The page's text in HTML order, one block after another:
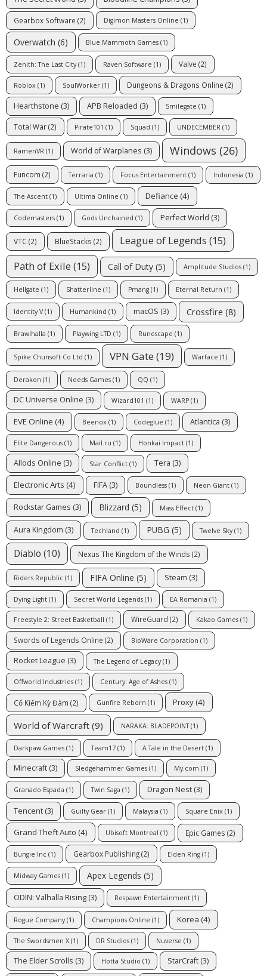
Gearbox Software (2) Digimon Masters Online (1)
Overwatch (6) Blue Mammoth Games (1)
Zenith: The Last City(1) Raven Software (1) Valve (2)
Roblox (1) SoulWorker (1) Dungeons & Dragons Online (2)
Hearthstone (3) APB Reloaded (3) Smilegate (1)
Total War(2) Pirate101 (1) Squad (1) UNDECEMBER (1)
RamenVR (1) World of Warplanes (3) Windows (26)
Funcom (2) Terraria (1) Focus Entertainment (1) Indonesia (1)
The Ascent (1) Ultima Online (1) Defiance (4)
Codemasters (1) Gods Unchained (1) Perfect World (3)
VTC(2) BlueStacks (2) League of Legends (15)
Path of Exile (15) Call of Duty (5) Amplitude Studios (1)
Hellgate (1) Shatterline (1) Pmang (1) Eternal Return (1)
Identity V(1) Humankind (1) macOS (3) Crossfire (8)
Brawlhalla (1) Playwing LTD (1) Runescape (1)
Spike Chunsoft Co Ltd (1) VPN Gate(19) Warface (1)
Derakon (1) Needs Games (1) QQ (1)
DC Universe Online (3) Wizard101 (1) WARP (1)
EVE Online (4) Beenox (1) Codeglue (1) Atlantica (3)
Elite Dangerous (1) Mail.ru (1) Honkai Impact (1)
Allods Online (3) Star Conflict (1) Tera (3)
Electronic Arts (4) FIFA (3) Boundless (1) Neon Giant (1)
Rockstar Games (3) Blizzard (5) Mass Effect (1)
Aura Kingdom (3) Techland (1) PUBG (5) Twelve Sky(1)
Diablo (10) Nexus The Kingdom of the Winds (2)
Riders Republic (1) FIFA Online (5) Steam (3)
Dying Light (1) Secret World Legends (1) EA Romania (1)
Freestyle 2: Street Basketball (1) WireGuard (2) Kakao Games (1)
Swords of Legends Online (2) BioWare Corporation (1)
Rocket League (3) The Legend of Legacy(1)
Offworld Industries (1) Century: Age of Ashes (1)
Cổ Kiếm Kỳ Đàm (2) Gunfire Reborn (1) Proxy (4)
World of Warcraft (9) NARAKA: BLADEPOINT(1)
Darkpaw Games (1) Team17 (1) A Tale in the Desert (1)
Minecraft (3) Sledgehammer Games (1) My.com (1)
Granado Espada (1) Twin Saga (1) Dragon Nest (3)
Tencent (3) Guilty Gear (1) Malaysia (1) Square Enix (1)
Grand Theft Auto (4) Ubisoft Montreal (1) Epic Games (2)
Bungie Inc (1) Gearbox Publishing(2) Elden Ring (1)
Midway Games (1) Apex Legends (5)
ODIN: Valhalla Rising (3) Respawn Entertainment (1)
Rogue Company(1) Champions Online (1) Korea (4)
The Swordsmen X (1) DR Studios (1) Nuverse (1)
The Elder Scrolls (3) Hotta Studio (1) StarCraft (3)